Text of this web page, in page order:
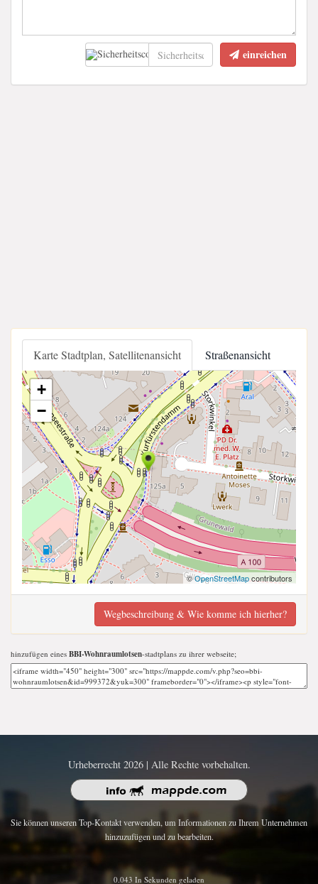
einreichen
Karte Stadtplan, Satellitenansicht Straßenansicht
+
−
©OpenStreetMapcontributors
Wegbeschreibung & Wie komme ich hierher?
hinzufügen eines BBI-Wohnraumlotsen-stadtplans zu ihrer webseite;
Urheberrecht 2026 | Alle Rechte vorbehalten.
Sie können unseren Top-Kontakt verwenden, um Informationen zu Ihrem Unternehmen
hinzuzufügen und zu bearbeiten.
0.043 In Sekunden geladen